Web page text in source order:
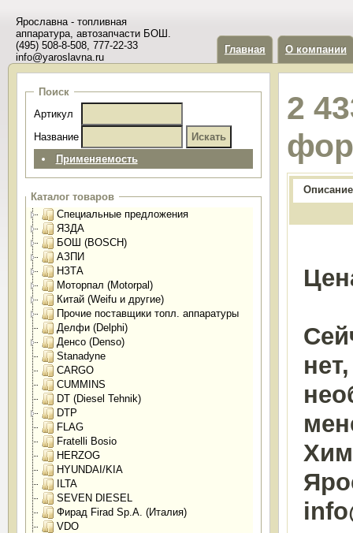
Ярославна - топливная
аппаратура, автозапчасти БОШ.
(495) 508-8-508, 777-22-33
info@yaroslavna.ru
Главная О компании
Поиск
Артикул
Название
Применяемость
Каталог товаров
Специальные предложения
ЯЗДА
БОШ (BOSCH)
АЗПИ
НЗТА
Моторпал (Motorpal)
Китай (Weifu и другие)
Прочие поставщики топл. аппаратуры
Делфи (Delphi)
Денсо (Denso)
Stanadyne
CARGO
CUMMINS
DT (Diesel Tehnik)
DTP
FLAG
Fratelli Bosio
HERZOG
HYUNDAI/KIA
ILTA
SEVEN DIESEL
Фирад Firad Sp.A. (Италия)
VDO
2
Описание